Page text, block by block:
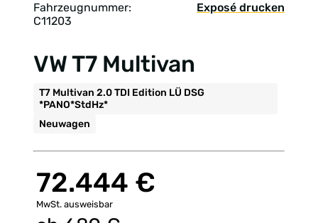
Fahrzeugnummer:
C11203
Exposé drucken
VW T7 Multivan
T7 Multivan 2.0 TDI Edition LÜ DSG
*PANO*StdHz*
Neuwagen
72.444 €
MwSt. ausweisbar